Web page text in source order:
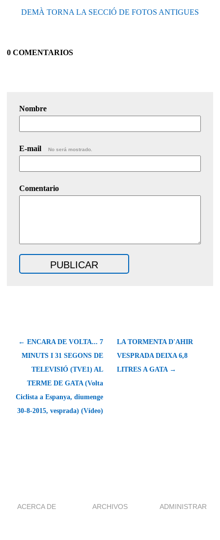
DEMÀ TORNA LA SECCIÓ DE FOTOS ANTIGUES
0 COMENTARIOS
Nombre
E-mail No será mostrado.
Comentario
← ENCARA DE VOLTA... 7
MINUTS I 31 SEGONS DE
TELEVISIÓ (TVE1) AL
TERME DE GATA (Volta
Ciclista a Espanya, diumenge
30-8-2015, vesprada) (Vídeo)
LA TORMENTA D'AHIR
VESPRADA DEIXA 6,8
LITRES A GATA →
ACERCA DE ARCHIVOS ADMINISTRAR